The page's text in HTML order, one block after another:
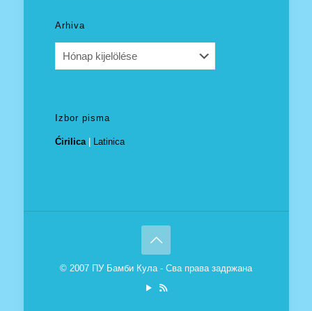
Arhiva
Izbor pisma
Ćirilica| Latinica
© 2007 ПУ Бамби Кула - Сва права задржана